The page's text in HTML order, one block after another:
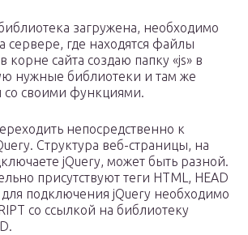
загружена, необходимо
сервере, где находятся файлы
корне сайта создаю папку «js» в
нужные библиотеки и там же
своими функциями.
непосредственно к
Структура веб-страницы, на
jQuery, может быть разной.
присутствуют теги HTML, HEAD
для подключения jQuery необходимо
со ссылкой на библиотеку